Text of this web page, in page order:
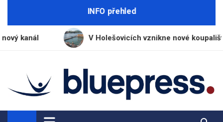
INFO přehled
V Holešovicích vznikne nové koupaliště s vodou z
BluePress.cz
Seriózní průvodce moderním životem